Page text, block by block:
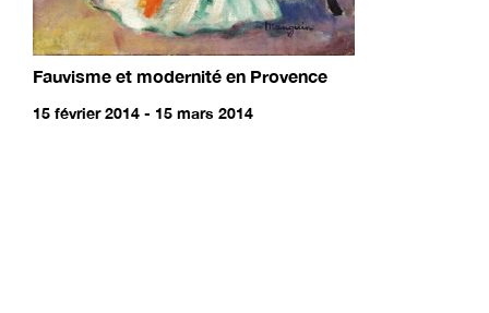
Fauvisme et modernité en Provence
15 février 2014 - 15 mars 2014